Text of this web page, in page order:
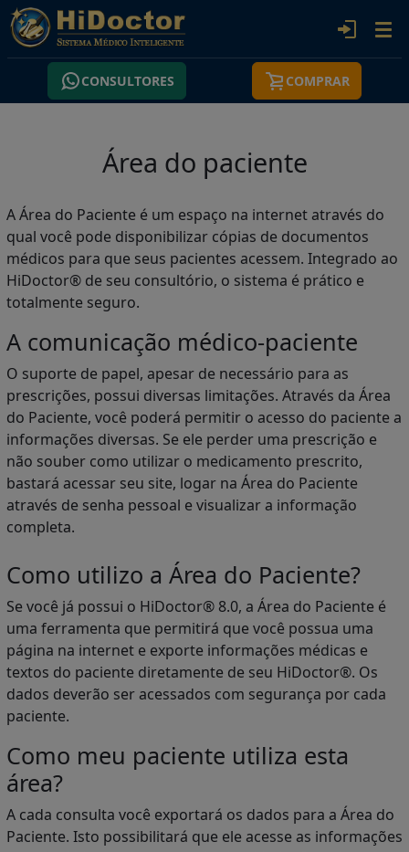
CONSULTORES COMPRAR
Área do paciente
A Área do Paciente é um espaço na internet através do
qual você pode disponibilizar cópias de documentos
médicos para que seus pacientes acessem. Integrado ao
HiDoctor® de seu consultório, o sistema é prático e
totalmente seguro.
A comunicação médico-paciente
O suporte de papel, apesar de necessário para as
prescrições, possui diversas limitações. Através da Área
do Paciente, você poderá permitir o acesso do paciente a
informações diversas. Se ele perder uma prescrição e
não souber como utilizar o medicamento prescrito,
bastará acessar seu site, logar na Área do Paciente
através de senha pessoal e visualizar a informação
completa.
Como utilizo a Área do Paciente?
Se você já possui o HiDoctor® 8.0, a Área do Paciente é
uma ferramenta que permitirá que você possua uma
página na internet e exporte informações médicas e
textos do paciente diretamente de seu HiDoctor®. Os
dados deverão ser acessados com segurança por cada
paciente.
Como meu paciente utiliza esta
área?
A cada consulta você exportará os dados para a Área do
Paciente. Isto possibilitará que ele acesse as informações